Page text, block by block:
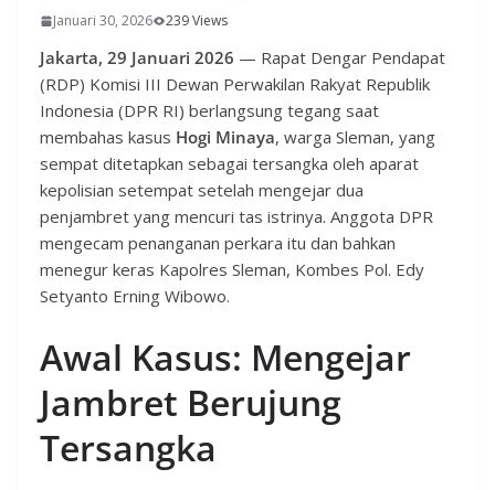
Januari 30, 2026 239 Views
Jakarta, 29 Januari 2026 — Rapat Dengar Pendapat
(RDP) Komisi III Dewan Perwakilan Rakyat Republik
Indonesia (DPR RI) berlangsung tegang saat
membahas kasus Hogi Minaya, warga Sleman, yang
sempat ditetapkan sebagai tersangka oleh aparat
kepolisian setempat setelah mengejar dua
penjambret yang mencuri tas istrinya. Anggota DPR
mengecam penanganan perkara itu dan bahkan
menegur keras Kapolres Sleman, Kombes Pol. Edy
Setyanto Erning Wibowo.
Awal Kasus: Mengejar
Jambret Berujung
Tersangka